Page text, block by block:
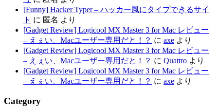
[Funny] Hacker Typer – ハッカー風にタイプできるサイ
ト に 匿名 より
[Gadget Review] Logicool MX Master 3 for Mac レビュー
– えぇい、Macユーザー専用だと！？ に axe より
[Gadget Review] Logicool MX Master 3 for Mac レビュー
– えぇい、Macユーザー専用だと！？ に Quattro より
[Gadget Review] Logicool MX Master 3 for Mac レビュー
– えぇい、Macユーザー専用だと！？ に axe より
Category